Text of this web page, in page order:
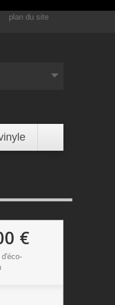
plan du site
€